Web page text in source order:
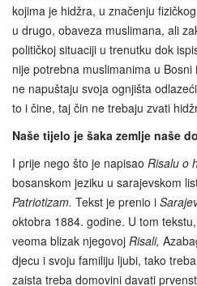
kojima je hidžra, u značenju
u drugo, obaveza muslimana, ali
političkoj situaciji u trenutku dok
nije potrebna muslimanima u
ne napuštaju svoja ognjišta
to i čine, taj čin ne trebaju zvati
Naše tijelo je šaka zemlje naše
I prije nego što je napisao Risalu o
bosanskom jeziku u sarajevskom
Patriotizam. Tekst je prenio i
oktobra 1884. godine. U tom
veoma blizak njegovoj Risali,
djecu i svoju familiju ljubi, tako
zaista treba domovini davati